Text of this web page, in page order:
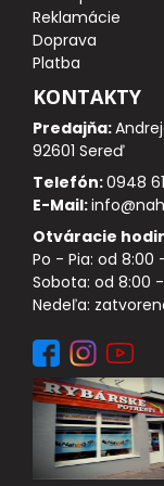
Reklamácie
Doprava
Platba
KONTAKTY
Predajňa:
92601 Sereď
Telefón:0948
E-Mail:
Otváracie
Po - Pia: od 8:00
Sobota: od 8:00 -
Nedeľa:
DOPLNKY
BIŽUTÉRIA
VLASCE,
HÁČIKY
MONTÁŽE
hotové
HADIČKY,